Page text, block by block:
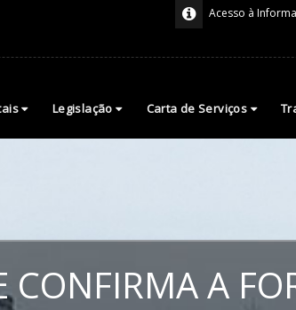
Acesso à
Legislação Carta de Serviços
CONFIRMA A